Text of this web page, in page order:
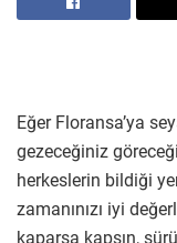
Eğer Floransa’ya
gezeceğiniz
herkeslerin bildiği
zamanınızı iyi
kaparsa kapsın,